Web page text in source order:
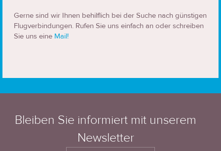
Gerne sind wir Ihnen behilflich bei der Suche nach günstigen
Flugverbindungen. Rufen Sie uns einfach an oder schreiben
Sie uns eine Mail!
Bleiben Sie informiert mit unserem
Newsletter